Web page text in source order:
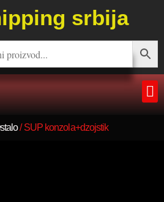
srbija
/ SUP konzola+dzojstik